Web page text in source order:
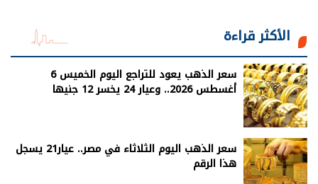
الأكثر قراءة
سعر الذهب يعود للتراجع اليوم الخميس 6
أغسطس 2026.. وعيار 24 يخسر 12 جنيها
سعر الذهب اليوم الثلاثاء في مصر.. عيار21 يسجل
هذا الرقم